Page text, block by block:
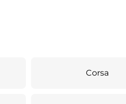
Corsa